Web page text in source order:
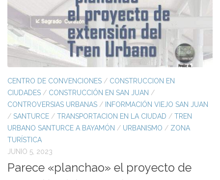
CENTRO DE CONVENCIONES / CONSTRUCCION EN
CIUDADES / CONSTRUCCIÓN EN SAN JUAN /
CONTROVERSIAS URBANAS / INFORMACIÓN VIEJO SAN JUAN
/ SANTURCE / TRANSPORTACION EN LA CIUDAD / TREN
URBANO SANTURCE A BAYAMÓN / URBANISMO / ZONA
TURÍSTICA
JUNIO 5, 2023
Parece «planchao» el proyecto de